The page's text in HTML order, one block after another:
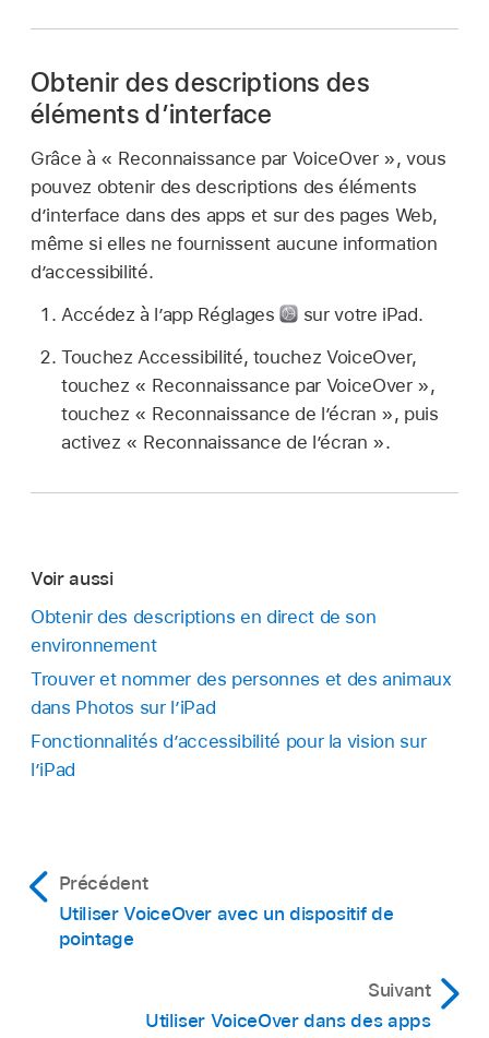
Obtenir des descriptions des
éléments d’interface
Grâce à « Reconnaissance par VoiceOver », vous
pouvez obtenir des descriptions des éléments
d’interface dans des apps et sur des pages Web,
même si elles ne fournissent aucune information
d’accessibilité.
Accédez à l’app Réglages
sur votre iPad.
Touchez Accessibilité, touchez VoiceOver,
touchez « Reconnaissance par VoiceOver »,
touchez « Reconnaissance de l’écran », puis
activez « Reconnaissance de l’écran ».
Voir aussi
Obtenir des descriptions en direct de son
environnement
Trouver et nommer des personnes et des animaux
dans Photos sur l’iPad
Fonctionnalités d’accessibilité pour la vision sur
l’iPad
Précédent
Utiliser VoiceOver avec un dispositif de
pointage
Suivant
Utiliser VoiceOver dans des apps